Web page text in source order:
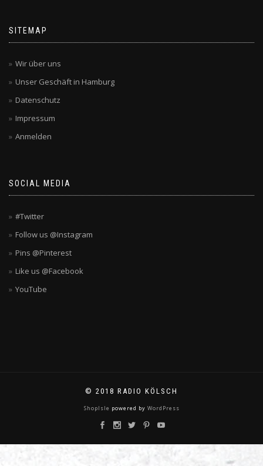
SITEMAP
Wir über uns
Unser Geschäft in Hamburg
Datenschutz
Impressum
Anmelden
SOCIAL MEDIA
#Twitter
Follow us @Instagram
Pins @Pinterest
Like us @Facebook
YouTube
© 2018 RADIO KÖLSCH
ShopIsle powered by WordPress